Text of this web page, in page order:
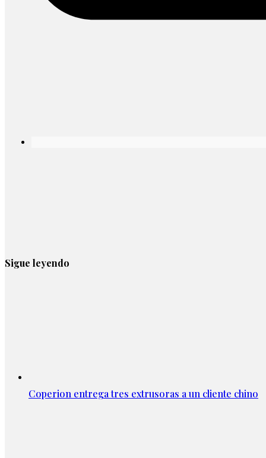
Sigue leyendo
Coperion entrega tres extrusoras a un cliente chino